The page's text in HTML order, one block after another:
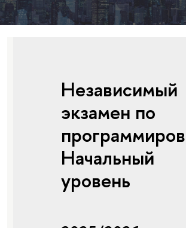
Независимый
экзамен по
Начальный
уровень